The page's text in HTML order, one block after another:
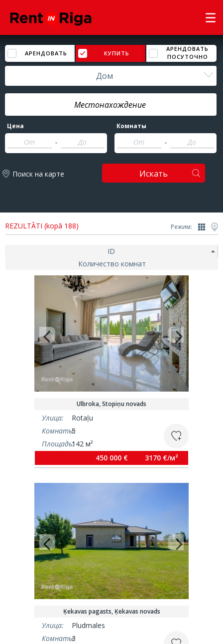
АРЕНДОВАТЬ КУПИТЬ
АРЕНДОВАТЬ
ПОСУТОЧНО
Дом
Цена
-
Комнаты
-
Поиск на карте Искать
REZULTĀTI (kopā 188) Режим:
ID
Количество комнат
Ulbroka, Stopiņu novads
Улица:
Rotaļu
Комнаты:
5
Площадь:142 м²
450 000 €
3170 €/м²
Ķekavas pagasts, Ķekavas novads
Улица:
Pludmales
Комнаты:
3